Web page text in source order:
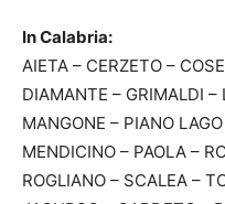
In Calabria:
AIETA – CERZETO –
DIAMANTE – GRIMALDI –
MANGONE – PIANO
MENDICINO – PAOLA –
ROGLIANO – SCALEA –